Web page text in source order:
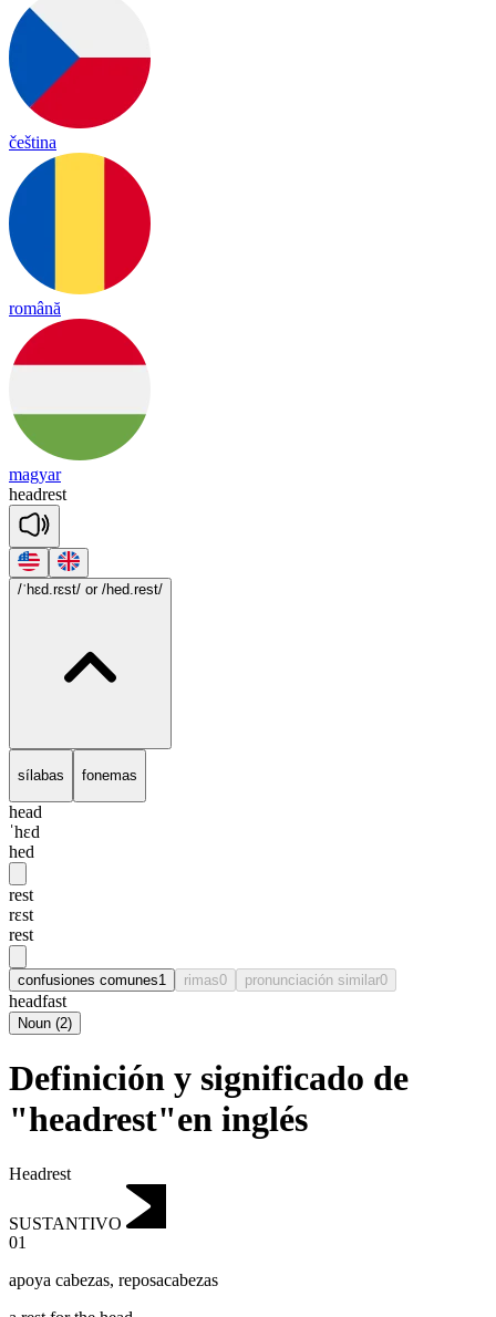
čeština
română
magyar
headrest
/ˈhɛd.rɛst/ or /hed.rest/
sílabas fonemas
head
ˈhɛd
hed
rest
rɛst
rest
confusiones comunes1 rimas0 pronunciación similar0
headfast
Noun (2)
Definición y significado de
"headrest"en inglés
Headrest
SUSTANTIVO
01
apoya cabezas, reposacabezas